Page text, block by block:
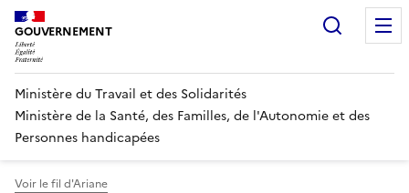
Panneau de gestion des cookies
GOUVERNEMENT
Ministère du Travail et des Solidarités
Ministère de la Santé, des Familles, de l'Autonomie et des
Personnes handicapées
Voir le fil d'Ariane